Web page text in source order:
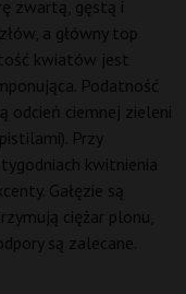
zwartą, gęstą i
a główny top
kwiatów jest
Podatność
odcień ciemnej zieleni
Przy
kwitnienia
Gałęzie są
ciężar plonu,
są zalecane.